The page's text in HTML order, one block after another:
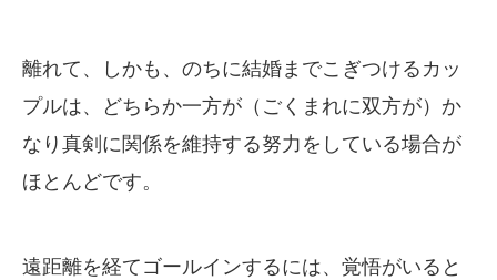
離れて、しかも、のちに結婚までこぎつけるカッ
プルは、どちらか一方が（ごくまれに双方が）か
なり真剣に関係を維持する努力をしている場合が
ほとんどです。
遠距離を経てゴールインするには、覚悟がいると